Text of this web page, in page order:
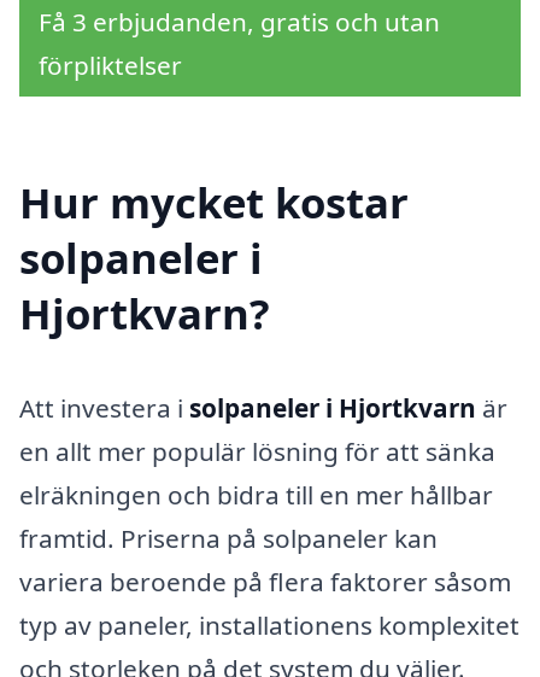
Få 3 erbjudanden, gratis och utan
förpliktelser
Hur mycket kostar
solpaneler i
Hjortkvarn?
Att investera i solpaneler i Hjortkvarn är
en allt mer populär lösning för att sänka
elräkningen och bidra till en mer hållbar
framtid. Priserna på solpaneler kan
variera beroende på flera faktorer såsom
typ av paneler, installationens komplexitet
och storleken på det system du väljer.